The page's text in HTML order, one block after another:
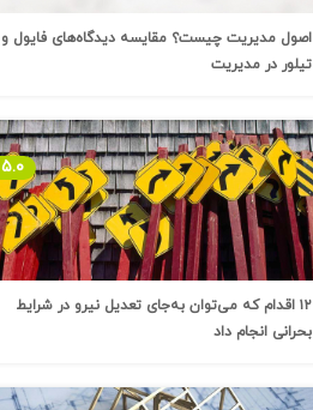
اصول مدیریت چیست؟ مقایسه دیدگاه‌های فایول و
تیلور در مدیریت
۱۲ اقدام که می‌توان به‌جای تعدیل نیرو در شرایط
بحرانی انجام داد
۵.۰